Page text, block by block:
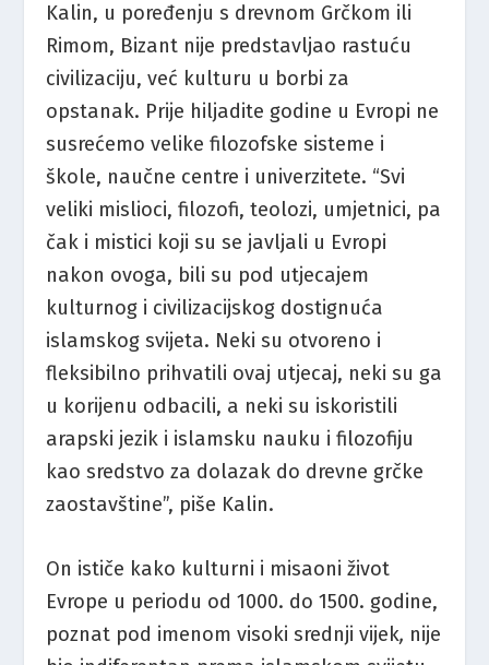
Kalin, u poređenju s drevnom Grčkom ili
Rimom, Bizant nije predstavljao rastuću
civilizaciju, već kulturu u borbi za
opstanak. Prije hiljadite godine u Evropi ne
susrećemo velike filozofske sisteme i
škole, naučne centre i univerzitete. “Svi
veliki mislioci, filozofi, teolozi, umjetnici, pa
čak i mistici koji su se javljali u Evropi
nakon ovoga, bili su pod utjecajem
kulturnog i civilizacijskog dostignuća
islamskog svijeta. Neki su otvoreno i
fleksibilno prihvatili ovaj utjecaj, neki su ga
u korijenu odbacili, a neki su iskoristili
arapski jezik i islamsku nauku i filozofiju
kao sredstvo za dolazak do drevne grčke
zaostavštine”, piše Kalin.
On ističe kako kulturni i misaoni život
Evrope u periodu od 1000. do 1500. godine,
poznat pod imenom visoki srednji vijek, nije